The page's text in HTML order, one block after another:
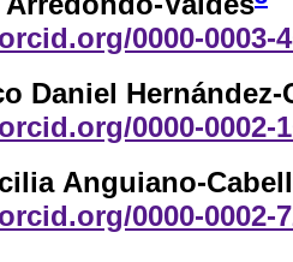
0000-0003-
Daniel
0000-0002-
Anguiano-
0000-0002-